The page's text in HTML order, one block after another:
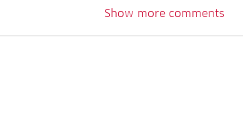
Show more comments